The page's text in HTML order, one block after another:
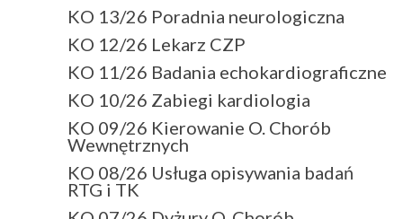
KO 13/26 Poradnia neurologiczna
KO 12/26 Lekarz CZP
KO 11/26 Badania echokardiograficzne
KO 10/26 Zabiegi kardiologia
KO 09/26 Kierowanie O. Chorób
Wewnętrznych
KO 08/26 Usługa opisywania badań
RTG i TK